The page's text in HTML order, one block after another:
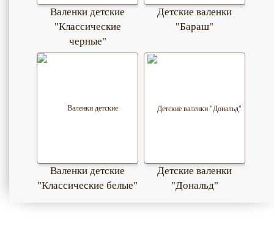
Валенки детские
"Классические
черные"
Детские валенки
"Бараш"
Валенки детские
"Классические белые"
Детские валенки
"Дональд"